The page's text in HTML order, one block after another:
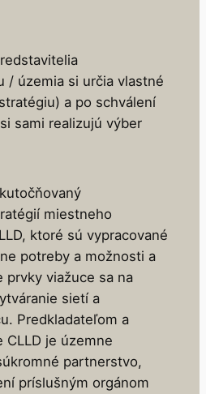
/ územia si určia vlastné
a po schválení
sami realizujú výber
miestneho
ktoré sú vypracované
potreby a možnosti a
prvky viažuce sa na
sietí a
Predkladateľom a
je územne
partnerstvo,
príslušným orgánom